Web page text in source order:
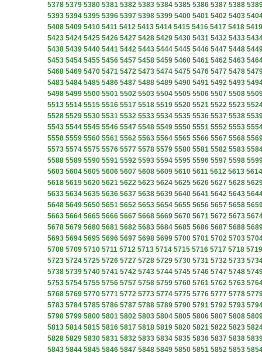
5378 5379 5380 5381 5382 5383 5384 5385 5386 5387 5388
5393 5394 5395 5396 5397 5398 5399 5400 5401 5402 5403
5408 5409 5410 5411 5412 5413 5414 5415 5416 5417 5418 5419
5423 5424 5425 5426 5427 5428 5429 5430 5431 5432 5433
5438 5439 5440 5441 5442 5443 5444 5445 5446 5447 5448
5453 5454 5455 5456 5457 5458 5459 5460 5461 5462 5463
5468 5469 5470 5471 5472 5473 5474 5475 5476 5477 5478
5483 5484 5485 5486 5487 5488 5489 5490 5491 5492 5493
5498 5499 5500 5501 5502 5503 5504 5505 5506 5507 5508
5513 5514 5515 5516 5517 5518 5519 5520 5521 5522 5523
5528 5529 5530 5531 5532 5533 5534 5535 5536 5537 5538
5543 5544 5545 5546 5547 5548 5549 5550 5551 5552 5553
5558 5559 5560 5561 5562 5563 5564 5565 5566 5567 5568
5573 5574 5575 5576 5577 5578 5579 5580 5581 5582 5583
5588 5589 5590 5591 5592 5593 5594 5595 5596 5597 5598
5603 5604 5605 5606 5607 5608 5609 5610 5611 5612 5613 5614
5618 5619 5620 5621 5622 5623 5624 5625 5626 5627 5628
5633 5634 5635 5636 5637 5638 5639 5640 5641 5642 5643
5648 5649 5650 5651 5652 5653 5654 5655 5656 5657 5658
5663 5664 5665 5666 5667 5668 5669 5670 5671 5672 5673
5678 5679 5680 5681 5682 5683 5684 5685 5686 5687 5688
5693 5694 5695 5696 5697 5698 5699 5700 5701 5702 5703
5708 5709 5710 5711 5712 5713 5714 5715 5716 5717 5718 5719
5723 5724 5725 5726 5727 5728 5729 5730 5731 5732 5733
5738 5739 5740 5741 5742 5743 5744 5745 5746 5747 5748
5753 5754 5755 5756 5757 5758 5759 5760 5761 5762 5763
5768 5769 5770 5771 5772 5773 5774 5775 5776 5777 5778
5783 5784 5785 5786 5787 5788 5789 5790 5791 5792 5793
5798 5799 5800 5801 5802 5803 5804 5805 5806 5807 5808
5813 5814 5815 5816 5817 5818 5819 5820 5821 5822 5823
5828 5829 5830 5831 5832 5833 5834 5835 5836 5837 5838
5843 5844 5845 5846 5847 5848 5849 5850 5851 5852 5853